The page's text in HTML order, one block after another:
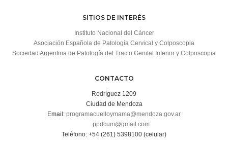
SITIOS DE INTERÉS
Instituto Nacional del Cáncer
Asociación Española de Patología Cervical y Colposcopia
Sociedad Argentina de Patología del Tracto Genital Inferior y Colposcopia
CONTACTO
Rodríguez 1209
Ciudad de Mendoza
Email: programacuelloymama@mendoza.gov.ar
ppdcum@gmail.com
Teléfono: +54 (261) 5398100 (celular)